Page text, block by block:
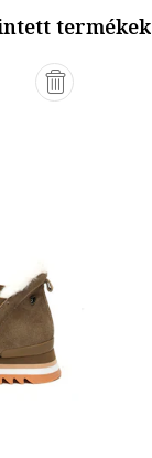
termékek